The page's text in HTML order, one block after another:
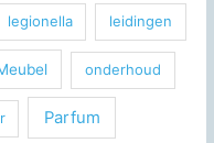
legionella leidingen
onderhoud
Parfum